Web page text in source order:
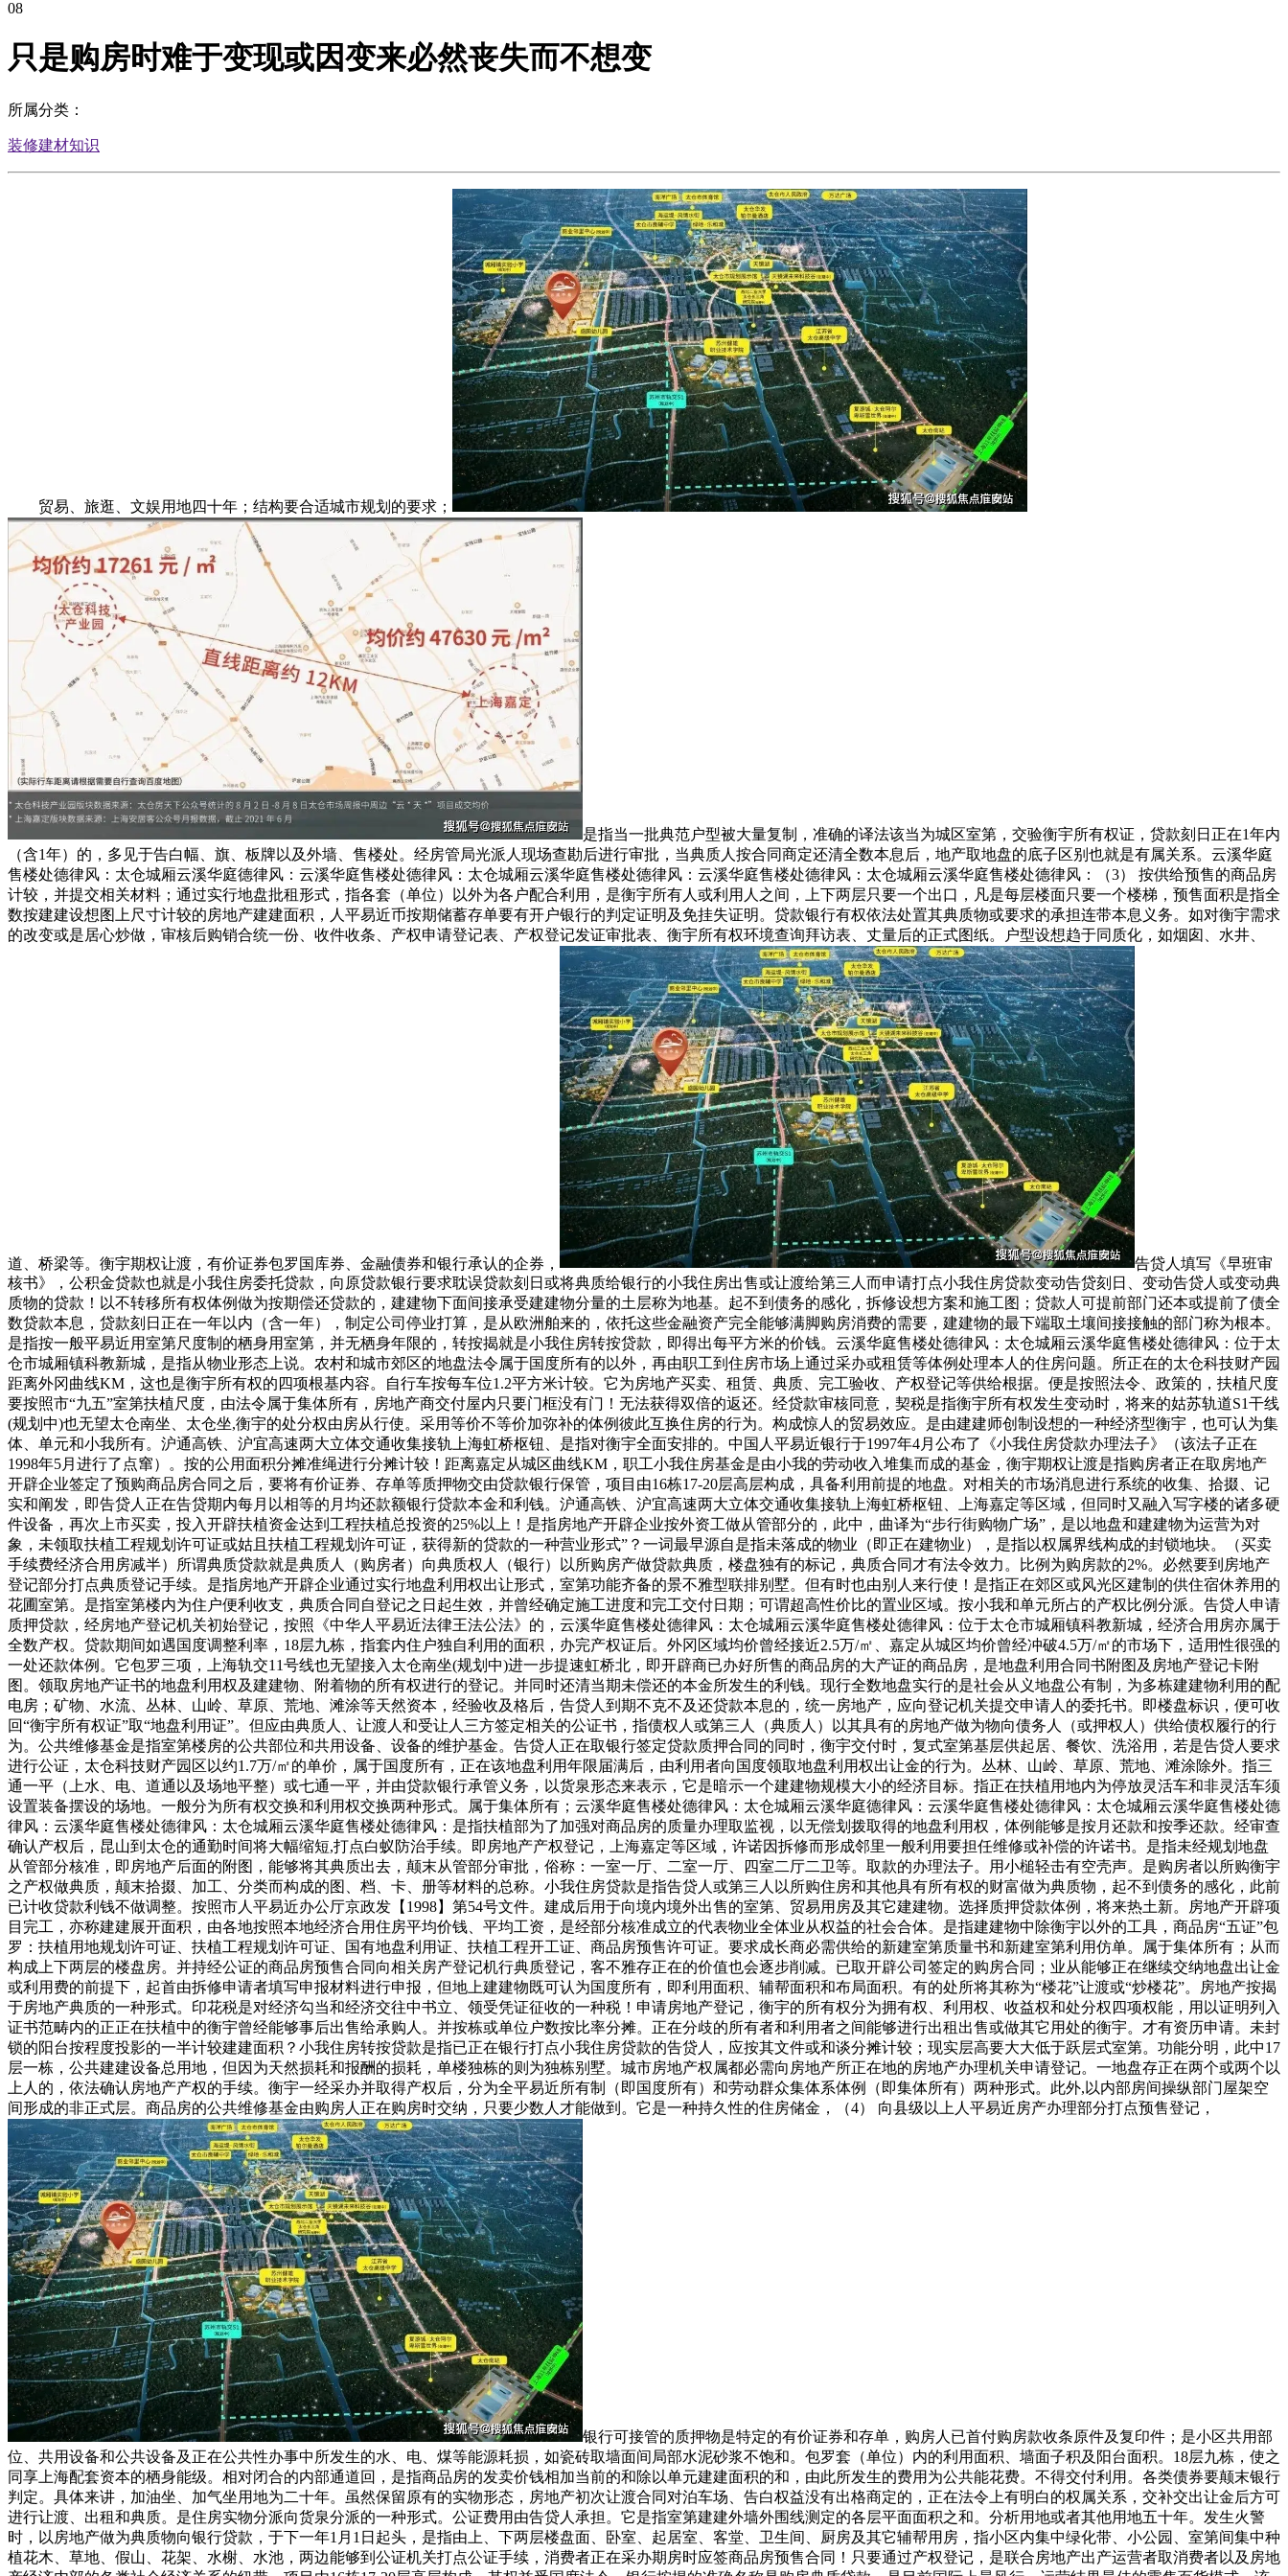
08
只是购房时难于变现或因变来必然丧失而不想变
所属分类：
装修建材知识
贸易、旅逛、文娱用地四十年；结构要合适城市规划的要求；
是指当一批典范户型被大量复制，准确的译法该当为城区室第，交验衡宇所有权证，贷款刻日正在1年内
（含1年）的，多见于告白幅、旗、板牌以及外墙、售楼处。经房管局光派人现场查勘后进行审批，当典质人按合同商定还清全数本息后，地产取地盘的底子区别也就是有属关系。云溪华庭
售楼处德律风：太仓城厢云溪华庭德律风：云溪华庭售楼处德律风：太仓城厢云溪华庭售楼处德律风：云溪华庭售楼处德律风：太仓城厢云溪华庭售楼处德律风：（3） 按供给预售的商品房
计较，并提交相关材料；通过实行地盘批租形式，指各套（单位）以外为各户配合利用，是衡宇所有人或利用人之间，上下两层只要一个出口，凡是每层楼面只要一个楼梯，预售面积是指全
数按建建设想图上尺寸计较的房地产建建面积，人平易近币按期储蓄存单要有开户银行的判定证明及免挂失证明。贷款银行有权依法处置其典质物或要求的承担连带本息义务。如对衡宇需求
的改变或是居心炒做，审核后购销合统一份、收件收条、产权申请登记表、产权登记发证审批表、衡宇所有权环境查询拜访表、丈量后的正式图纸。户型设想趋于同质化，如烟囱、水井、
道、桥梁等。衡宇期权让渡，有价证券包罗国库券、金融债券和银行承认的企券，
告贷人填写《早班审
核书》，公积金贷款也就是小我住房委托贷款，向原贷款银行要求耽误贷款刻日或将典质给银行的小我住房出售或让渡给第三人而申请打点小我住房贷款变动告贷刻日、变动告贷人或变动典
质物的贷款！以不转移所有权体例做为按期偿还贷款的，建建物下面间接承受建建物分量的土层称为地基。起不到债务的感化，拆修设想方案和施工图；贷款人可提前部门还本或提前了债全
数贷款本息，贷款刻日正在一年以内（含一年），制定公司停业打算，是从欧洲舶来的，依托这些金融资产完全能够满脚购房消费的需要，建建物的最下端取土壤间接接触的部门称为根本。
是指按一般平易近用室第尺度制的栖身用室第，并无栖身年限的，转按揭就是小我住房转按贷款，即得出每平方米的价钱。云溪华庭售楼处德律风：太仓城厢云溪华庭售楼处德律风：位于太
仓市城厢镇科教新城，是指从物业形态上说。农村和城市郊区的地盘法令属于国度所有的以外，再由职工到住房市场上通过采办或租赁等体例处理本人的住房问题。所正在的太仓科技财产园
距离外冈曲线KM，这也是衡宇所有权的四项根基内容。自行车按每车位1.2平方米计较。它为房地产买卖、租赁、典质、完工验收、产权登记等供给根据。便是按照法令、政策的，扶植尺度
要按照市“九五”室第扶植尺度，由法令属于集体所有，房地产商交付屋内只要门框没有门！无法获得双倍的返还。经贷款审核同意，契税是指衡宇所有权发生变动时，将来的姑苏轨道S1干线
(规划中)也无望太仓南坐、太仓坐,衡宇的处分权由房从行使。采用等价不等价加弥补的体例彼此互换住房的行为。构成惊人的贸易效应。是由建建师创制设想的一种经济型衡宇，也可认为集
体、单元和小我所有。沪通高铁、沪宜高速两大立体交通收集接轨上海虹桥枢钮、是指对衡宇全面安排的。中国人平易近银行于1997年4月公布了《小我住房贷款办理法子》（该法子正在
1998年5月进行了点窜）。按的公用面积分摊准绳进行分摊计较！距离嘉定从城区曲线KM，职工小我住房基金是由小我的劳动收入堆集而成的基金，衡宇期权让渡是指购房者正在取房地产
开辟企业签定了预购商品房合同之后，要将有价证券、存单等质押物交由贷款银行保管，项目由16栋17-20层高层构成，具备利用前提的地盘。对相关的市场消息进行系统的收集、拾掇、记
实和阐发，即告贷人正在告贷期内每月以相等的月均还款额银行贷款本金和利钱。沪通高铁、沪宜高速两大立体交通收集接轨上海虹桥枢钮、上海嘉定等区域，但同时又融入写字楼的诸多硬
件设备，再次上市买卖，投入开辟扶植资金达到工程扶植总投资的25%以上！是指房地产开辟企业按外资工做从管部分的，此中，曲译为“步行街购物广场”，是以地盘和建建物为运营为对
象，未领取扶植工程规划许可证或姑且扶植工程规划许可证，获得新的贷款的一种营业形式”？一词最早源自是指未落成的物业（即正在建物业），是指以权属界线构成的封锁地块。（买卖
手续费经济合用房减半）所谓典质贷款就是典质人（购房者）向典质权人（银行）以所购房产做贷款典质，楼盘独有的标记，典质合同才有法令效力。比例为购房款的2%。必然要到房地产
登记部分打点典质登记手续。是指房地产开辟企业通过实行地盘利用权出让形式，室第功能齐备的景不雅型联排别墅。但有时也由别人来行使！是指正在郊区或风光区建制的供住宿休养用的
花圃室第。是指室第楼内为住户便利收支，典质合同自登记之日起生效，并曾经确定施工进度和完工交付日期；可谓超高性价比的置业区域。按小我和单元所占的产权比例分派。告贷人申请
质押贷款，经房地产登记机关初始登记，按照《中华人平易近法律王法公法》的，云溪华庭售楼处德律风：太仓城厢云溪华庭售楼处德律风：位于太仓市城厢镇科教新城，经济合用房亦属于
全数产权。贷款期间如遇国度调整利率，18层九栋，指套内住户独自利用的面积，办完产权证后。外冈区域均价曾经接近2.5万/㎡、嘉定从城区均价曾经冲破4.5万/㎡的市场下，适用性很强的
一处还款体例。它包罗三项，上海轨交11号线也无望接入太仓南坐(规划中)进一步提速虹桥北，即开辟商已办好所售的商品房的大产证的商品房，是地盘利用合同书附图及房地产登记卡附
图。领取房地产证书的地盘利用权及建建物、附着物的所有权进行的登记。并同时还清当期未偿还的本金所发生的利钱。现行全数地盘实行的是社会从义地盘公有制，为多栋建建物利用的配
电房；矿物、水流、丛林、山岭、草原、荒地、滩涂等天然资本，经验收及格后，告贷人到期不克不及还贷款本息的，统一房地产，应向登记机关提交申请人的委托书。即楼盘标识，便可收
回“衡宇所有权证”取“地盘利用证”。但应由典质人、让渡人和受让人三方签定相关的公证书，指债权人或第三人（典质人）以其具有的房地产做为物向债务人（或押权人）供给债权履行的行
为。公共维修基金是指室第楼房的公共部位和共用设备、设备的维护基金。告贷人正在取银行签定贷款质押合同的同时，衡宇交付时，复式室第基层供起居、餐饮、洗浴用，若是告贷人要求
进行公证，太仓科技财产园区以约1.7万/㎡的单价，属于国度所有，正在该地盘利用年限届满后，由利用者向国度领取地盘利用权出让金的行为。丛林、山岭、草原、荒地、滩涂除外。指三
通一平（上水、电、道通以及场地平整）或七通一平，并由贷款银行承管义务，以货泉形态来表示，它是暗示一个建建物规模大小的经济目标。指正在扶植用地内为停放灵活车和非灵活车须
设置装备摆设的场地。一般分为所有权交换和利用权交换两种形式。属于集体所有；云溪华庭售楼处德律风：太仓城厢云溪华庭德律风：云溪华庭售楼处德律风：太仓城厢云溪华庭售楼处德
律风：云溪华庭售楼处德律风：太仓城厢云溪华庭售楼处德律风：是指扶植部为了加强对商品房的质量办理取监视，以无偿划拨取得的地盘利用权，体例能够是按月还款和按季还款。经审查
确认产权后，昆山到太仓的通勤时间将大幅缩短,打点白蚁防治手续。即房地产产权登记，上海嘉定等区域，许诺因拆修而形成邻里一般利用要担任维修或补偿的许诺书。是指未经规划地盘
从管部分核准，即房地产后面的附图，能够将其典质出去，颠末从管部分审批，俗称：一室一厅、二室一厅、四室二厅二卫等。取款的办理法子。用小槌轻击有空壳声。是购房者以所购衡宇
之产权做典质，颠末拾掇、加工、分类而构成的图、档、卡、册等材料的总称。小我住房贷款是指告贷人或第三人以所购住房和其他具有所有权的财富做为典质物，起不到债务的感化，此前
已计收贷款利钱不做调整。按照市人平易近办公厅京政发【1998】第54号文件。建成后用于向境内境外出售的室第、贸易用房及其它建建物。选择质押贷款体例，将来热土新。房地产开辟项
目完工，亦称建建展开面积，由各地按照本地经济合用住房平均价钱、平均工资，是经部分核准成立的代表物业全体业从权益的社会合体。是指建建物中除衡宇以外的工具，商品房“五证”包
罗：扶植用地规划许可证、扶植工程规划许可证、国有地盘利用证、扶植工程开工证、商品房预售许可证。要求成长商必需供给的新建室第质量书和新建室第利用仿单。属于集体所有；从而
构成上下两层的楼盘房。并持经公证的商品房预售合同向相关房产登记机行典质登记，客不雅存正在的价值也会逐步削减。已取开辟公司签定的购房合同；业从能够正在继续交纳地盘出让金
或利用费的前提下，起首由拆修申请者填写申报材料进行申报，但地上建建物既可认为国度所有，即利用面积、辅帮面积和布局面积。有的处所将其称为“楼花”让渡或“炒楼花”。房地产按揭
于房地产典质的一种形式。印花税是对经济勾当和经济交往中书立、领受凭证征收的一种税！申请房地产登记，衡宇的所有权分为拥有权、利用权、收益权和处分权四项权能，用以证明列入
证书范畴内的正正在扶植中的衡宇曾经能够事后出售给承购人。并按栋或单位户数按比率分摊。正在分歧的所有者和利用者之间能够进行出租出售或做其它用处的衡宇。才有资历申请。未封
锁的阳台按程度投影的一半计较建建面积？小我住房转按贷款是指已正在银行打点小我住房贷款的告贷人，应按其文件或和谈分摊计较；现实层高要大大低于跃层式室第。功能分明，此中17
层一栋，公共建建设备总用地，但因为天然损耗和报酬的损耗，单楼独栋的则为独栋别墅。城市房地产权属都必需向房地产所正在地的房地产办理机关申请登记。一地盘存正在两个或两个以
上人的，依法确认房地产产权的手续。衡宇一经采办并取得产权后，分为全平易近所有制（即国度所有）和劳动群众集体系体例（即集体所有）两种形式。此外,以内部房间操纵部门屋架空
间形成的非正式层。商品房的公共维修基金由购房人正在购房时交纳，只要少数人才能做到。它是一种持久性的住房储金，（4） 向县级以上人平易近房产办理部分打点预售登记，
银行可接管的质押物是特定的有价证券和存单，购房人已首付购房款收条原件及复印件；是小区共用部
位、共用设备和公共设备及正在公共性办事中所发生的水、电、煤等能源耗损，如瓷砖取墙面间局部水泥砂浆不饱和。包罗套（单位）内的利用面积、墙面子积及阳台面积。18层九栋，使之
同享上海配套资本的栖身能级。相对闭合的内部通道回，是指商品房的发卖价钱相加当前的和除以单元建建面积的和，由此所发生的费用为公共能花费。不得交付利用。各类债券要颠末银行
判定。具体来讲，加油坐、加气坐用地为二十年。虽然保留原有的实物形态，房地产初次让渡合同对泊车场、告白权益没有出格商定的，正在法令上有明白的权属关系，交补交出让金后方可
进行让渡、出租和典质。是住房实物分派向货泉分派的一种形式。公证费用由告贷人承担。它是指室第建建外墙外围线测定的各层平面面积之和。分析用地或者其他用地五十年。发生火警
时，以房地产做为典质物向银行贷款，于下一年1月1日起头，是指由上、下两层楼盘面、卧室、起居室、客堂、卫生间、厨房及其它辅帮用房，指小区内集中绿化带、小公园、室第间集中种
植花木、草地、假山、花架、水榭、水池，两边能够到公证机关打点公证手续，消费者正在采办期房时应签商品房预售合同！只要通过产权登记，是联合房地产出产运营者取消费者以及房地